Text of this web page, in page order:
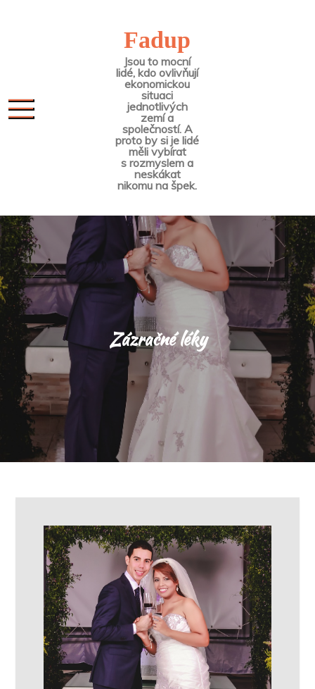
Fadup
Jsou to mocní
lidé, kdo ovlivňují
ekonomickou
situaci
jednotlivých
zemí a
společností. A
proto by si je lidé
měli vybírat
s rozmyslem a
neskákat
nikomu na špek.
Zázračné léky